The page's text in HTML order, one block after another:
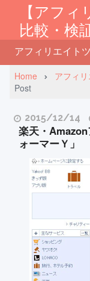
【アフィ
比較・検
アフィリエイト
Home アフィ
Post
2015/12/14
楽天・
ォーマーＹ」